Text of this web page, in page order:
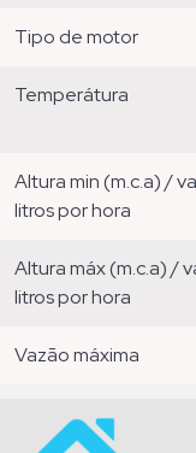
tipo de motor
temperátura
altura min (m.c.a) / vazão
litros por hora
altura máx (m.c.a) / vazão
litros por hora
vazão máxima